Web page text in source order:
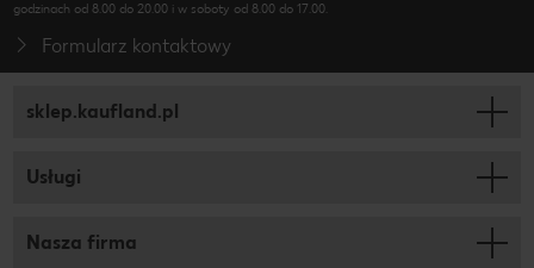
godzinach od 8.00 do 20.00 i w soboty od 8.00 do 17.00.
Formularz kontaktowy
sklep.kaufland.pl
Usługi
Nasza firma